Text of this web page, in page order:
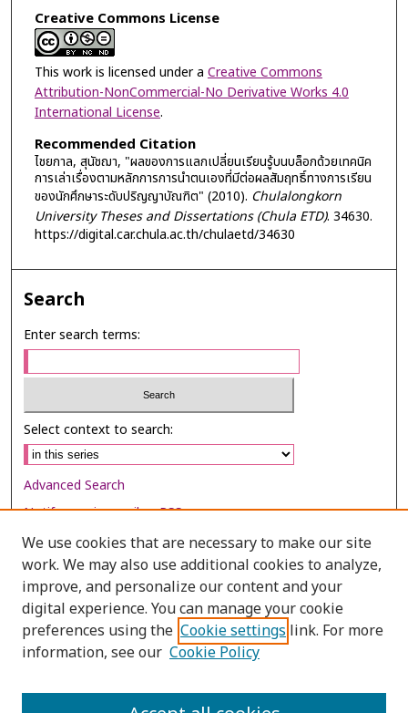
Creative Commons License
This work is licensed under a Creative Commons
Attribution-NonCommercial-No Derivative Works 4.0
International License.
Recommended Citation
ไชยกาล, สุนัชฌา, "ผลของการแลกเปลี่ยนเรียนรู้บนบล็อกด้วยเทคนิค
การเล่าเรื่องตามหลักการการนำตนเองที่มีต่อผลสัมฤทธิ์ทางการเรียน
ของนักศึกษาระดับปริญญาบัณฑิต" (2010). Chulalongkorn
University Theses and Dissertations (Chula ETD). 34630.
https://digital.car.chula.ac.th/chulaetd/34630
Search
Enter search terms:
Select context to search:
Advanced Search
Notify me via email orRSS
Browse
Collections
Disciplines
Authors
We use cookies that are necessary to make our site
work. We may also use additional cookies to analyze,
improve, and personalize our content and your
digital experience. You can manage your cookie
preferences using the Cookie settings link. For more
information, see our Cookie Policy